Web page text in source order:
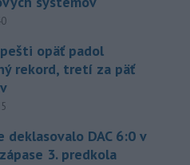
opäť padol
rekord, tretí za päť
deklasovalo DAC 6:0 v
3. predkola